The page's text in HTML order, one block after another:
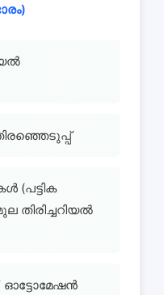
(പട്ടിക
തിരിച്ചറിയൽ
ഓട്ടോമേഷൻ